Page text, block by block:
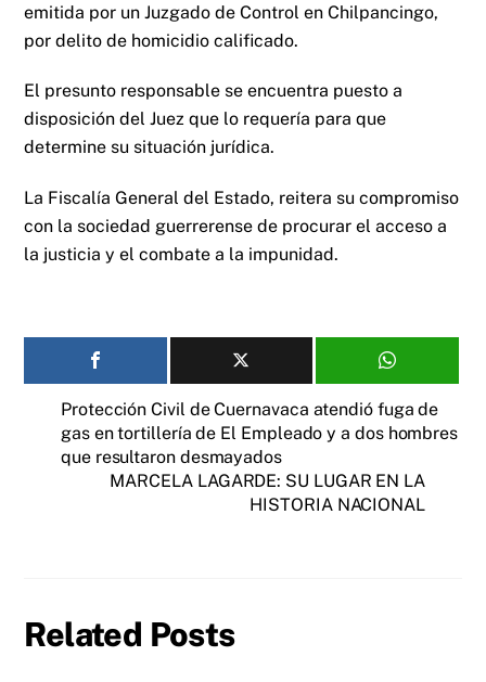
emitida por un Juzgado de Control en Chilpancingo,
por delito de homicidio calificado.
El presunto responsable se encuentra puesto a
disposición del Juez que lo requería para que
determine su situación jurídica.
La Fiscalía General del Estado, reitera su compromiso
con la sociedad guerrerense de procurar el acceso a
la justicia y el combate a la impunidad.
Protección Civil de Cuernavaca atendió fuga de
gas en tortillería de El Empleado y a dos hombres
que resultaron desmayados
MARCELA LAGARDE: SU LUGAR EN LA
HISTORIA NACIONAL
Related Posts